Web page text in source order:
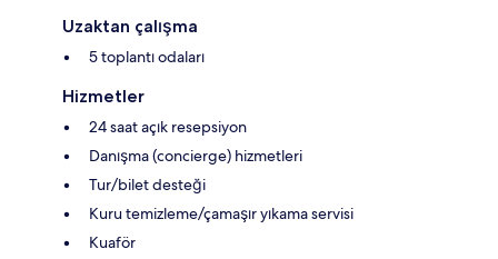
Uzaktan çalışma
5 toplantı odaları
Hizmetler
24 saat açık resepsiyon
Danışma (concierge) hizmetleri
Tur/bilet desteği
Kuru temizleme/çamaşır yıkama servisi
Kuaför